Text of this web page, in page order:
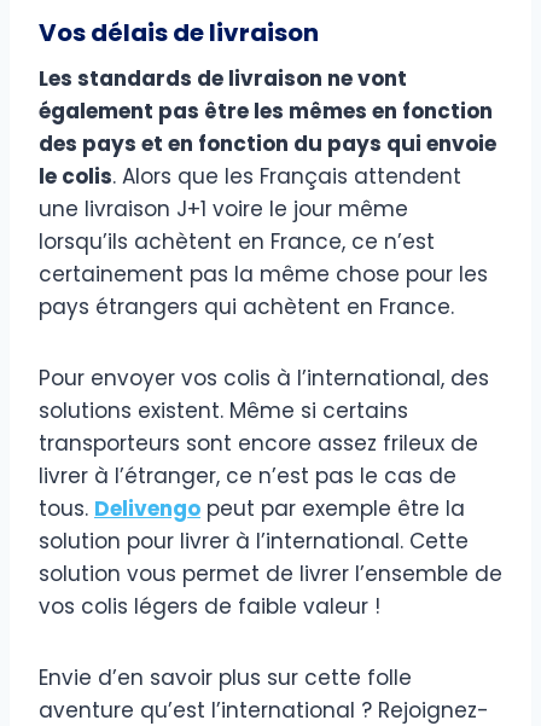
Vos délais de livraison
Les standards de livraison ne vont
également pas être les mêmes en fonction
des pays et en fonction du pays qui envoie
le colis. Alors que les Français attendent
une livraison J+1 voire le jour même
lorsqu’ils achètent en France, ce n’est
certainement pas la même chose pour les
pays étrangers qui achètent en France.
Pour envoyer vos colis à l’international, des
solutions existent. Même si certains
transporteurs sont encore assez frileux de
livrer à l’étranger, ce n’est pas le cas de
tous. Delivengo peut par exemple être la
solution pour livrer à l’international. Cette
solution vous permet de livrer l’ensemble de
vos colis légers de faible valeur !
Envie d’en savoir plus sur cette folle
aventure qu’est l’international ? Rejoignez-